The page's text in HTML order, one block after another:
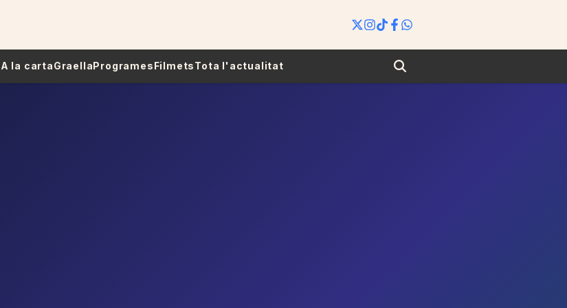
A la cartaGraellaProgramesFilmetsTota l'actualitat Search